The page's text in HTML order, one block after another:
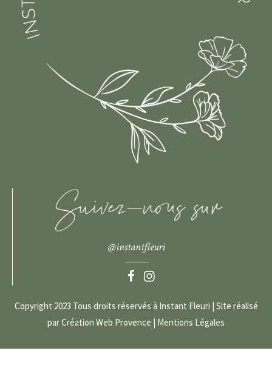
@instantfleuri
Copyright 2023 Tous droits réservés à Instant Fleuri | Site réalisé
parCréation Web Provence | Mentions Légales